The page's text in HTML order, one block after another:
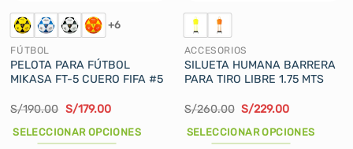
+6
FÚTBOL
PELOTA PARA FÚTBOL
MIKASA FT-5 CUERO FIFA #5
S/190.00 El
original
era:
S/179.00El
actual
es:
SELECCIONAR OPCIONES
ACCESORIOS
SILUETA HUMANA BARRERA
PARA TIRO LIBRE 1.75 MTS
S/260.00 El
original
era:
S/229.00El
actual
es:
SELECCIONAR OPCIONES